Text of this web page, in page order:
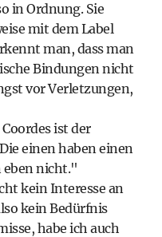
in Ordnung. Sie
mit dem Label
man, dass man
Bindungen nicht
vor Verletzungen,
ist der
einen haben einen
eben nicht."
kein Interesse an
kein Bedürfnis
habe ich auch